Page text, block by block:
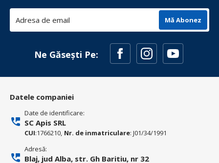
Mă Abonez
Ne Găsești Pe:
Datele companiei
Date de identificare:
SC Apis SRL
CUI:1766210, Nr. de inmatriculare: J01/34/1991
Adresă:
Blaj, jud Alba, str. Gh Baritiu, nr 32